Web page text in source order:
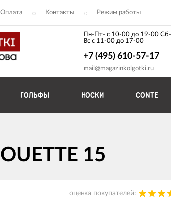
Оплата Контакты Режим работы
Пн-Пт- с 10-00 до 19-00 Сб-
Вс с 11-00 до 17-00
+7 (495) 610-57-17
mail@magazinkolgotki.ru
ГОЛЬФЫ НОСКИ CONTE
15
оценка покупателей: